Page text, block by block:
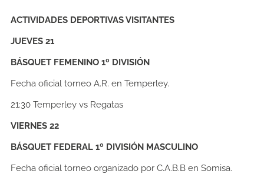
ACTIVIDADES DEPORTIVAS VISITANTES
JUEVES 21
BÁSQUET FEMENINO 1º DIVISIÓN
Fecha oficial torneo A.R. en Temperley.
21:30 Temperley vs Regatas
VIERNES 22
BÁSQUET FEDERAL 1º DIVISIÓN MASCULINO
Fecha oficial torneo organizado por C.A.B.B en Somisa.